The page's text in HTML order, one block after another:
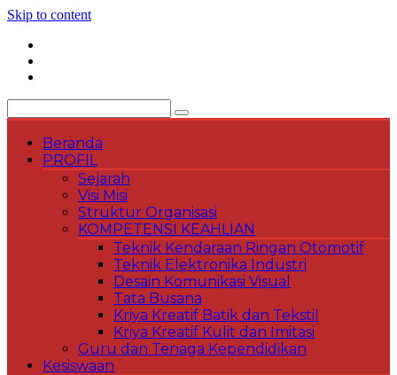
Skip to content
Beranda
PROFIL
Sejarah
Visi Misi
Struktur Organisasi
KOMPETENSI KEAHLIAN
Teknik Kendaraan Ringan Otomotif
Teknik Elektronika Industri
Desain Komunikasi Visual
Tata Busana
Kriya Kreatif Batik dan Tekstil
Kriya Kreatif Kulit dan Imitasi
Guru dan Tenaga Kependidikan
Kesiswaan